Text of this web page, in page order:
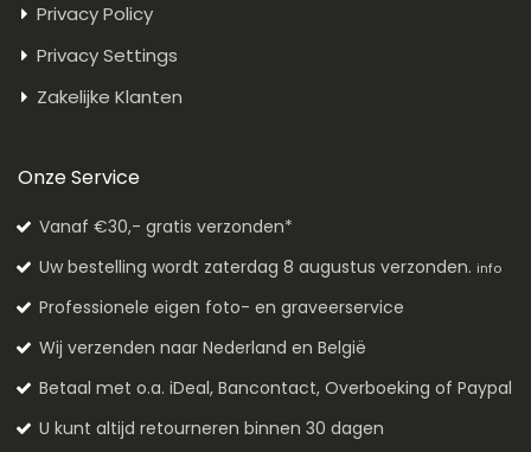
Privacy Policy
Privacy Settings
Zakelijke Klanten
Onze Service
Vanaf €30,- gratis verzonden*
Uw bestelling wordt zaterdag 8 augustus verzonden. info
Professionele eigen foto- en graveerservice
Wij verzenden naar Nederland en België
Betaal met o.a. iDeal, Bancontact, Overboeking of Paypal
U kunt altijd retourneren binnen 30 dagen